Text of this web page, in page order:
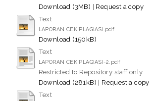
Download (3MB) | Request a copy
Text
LAPORAN CEK PLAGIASI.pdf
Download (150kB)
Text
LAPORAN CEK PLAGIASI-2.pdf
Restricted to Repository staff only
Download (281kB) | Request a copy
Text